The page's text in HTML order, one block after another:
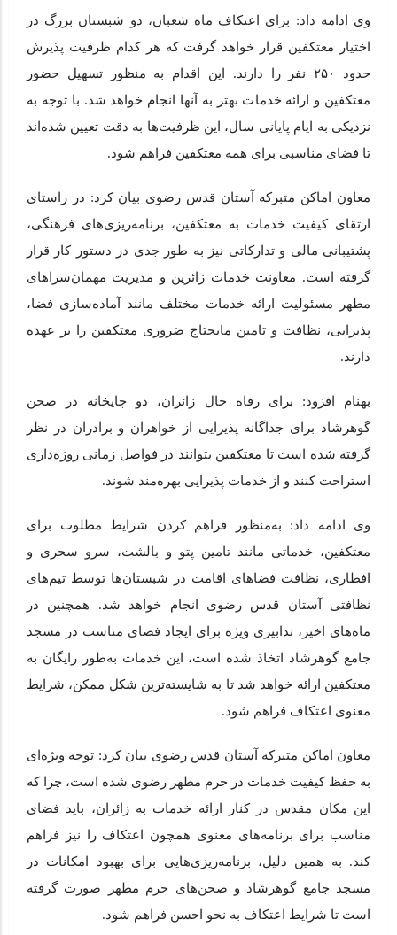
وی ادامه داد: برای اعتکاف ماه شعبان، دو شبستان بزرگ در
اختیار معتکفین قرار خواهد گرفت که هر کدام ظرفیت پذیرش
حدود ۲۵۰ نفر را دارند. این اقدام به منظور تسهیل حضور
معتکفین و ارائه خدمات بهتر به آنها انجام خواهد شد. با توجه به
نزدیکی به ایام پایانی سال، این ظرفیت‌ها به دقت تعیین شده‌اند
تا فضای مناسبی برای همه معتکفین فراهم شود.
معاون اماکن متبرکه آستان قدس رضوی بیان کرد: در راستای
ارتقای کیفیت خدمات به معتکفین، برنامه‌ریزی‌های فرهنگی،
پشتیبانی مالی و تدارکاتی نیز به طور جدی در دستور کار قرار
گرفته است. معاونت خدمات زائرین و مدیریت مهمان‌سراهای
مطهر مسئولیت ارائه خدمات مختلف مانند آماده‌سازی فضا،
پذیرایی، نظافت و تامین مایحتاج ضروری معتکفین را بر عهده
دارند.
بهنام افزود: برای رفاه حال زائران، دو چایخانه در صحن
گوهرشاد برای جداگانه پذیرایی از خواهران و برادران در نظر
گرفته شده است تا معتکفین بتوانند در فواصل زمانی روزه‌داری
استراحت کنند و از خدمات پذیرایی بهره‌مند شوند.
وی ادامه داد: به‌منظور فراهم کردن شرایط مطلوب برای
معتکفین، خدماتی مانند تامین پتو و بالشت، سرو سحری و
افطاری، نظافت فضاهای اقامت در شبستان‌ها توسط تیم‌های
نظافتی آستان قدس رضوی انجام خواهد شد. همچنین در
ماه‌های اخیر، تدابیری ویژه برای ایجاد فضای مناسب در مسجد
جامع گوهرشاد اتخاذ شده است، این خدمات به‌طور رایگان به
معتکفین ارائه خواهد شد تا به شایسته‌ترین شکل ممکن، شرایط
معنوی اعتکاف فراهم شود.
معاون اماکن متبرکه آستان قدس رضوی بیان کرد: توجه ویژه‌ای
به حفظ کیفیت خدمات در حرم مطهر رضوی شده است، چرا که
این مکان مقدس در کنار ارائه خدمات به زائران، باید فضای
مناسب برای برنامه‌های معنوی همچون اعتکاف را نیز فراهم
کند. به همین دلیل، برنامه‌ریزی‌هایی برای بهبود امکانات در
مسجد جامع گوهرشاد و صحن‌های حرم مطهر صورت گرفته
است تا شرایط اعتکاف به نحو احسن فراهم شود.